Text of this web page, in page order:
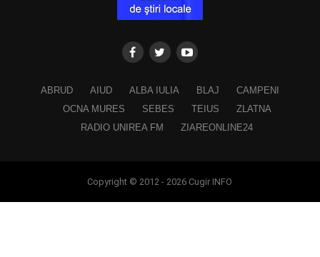
ABRUD AIUD ALBA IULIA BLAJ
CAMPENI
OCNA MURES
SEBES TEIUS
ZLATNA
RADIO UNIREA FM
ZIAREONLINE24
Copyright © 2012 - 2026 Cugir INFO